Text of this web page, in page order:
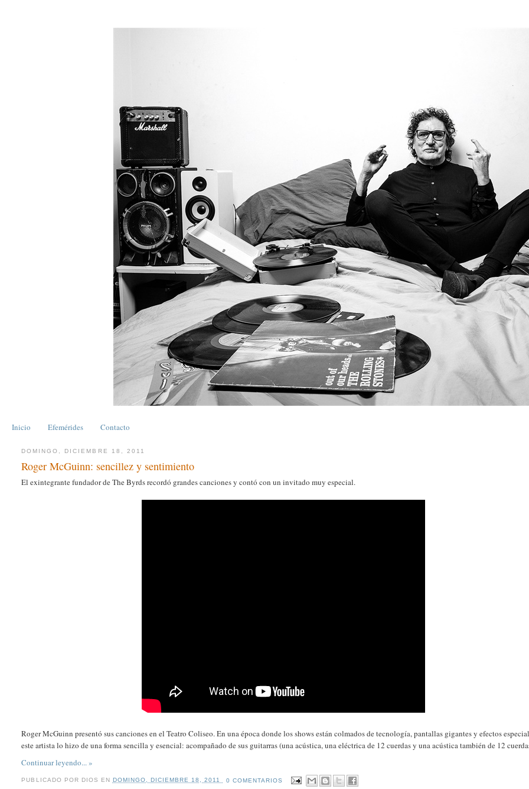
Inicio Efemérides Contacto
DOMINGO, DICIEMBRE 18, 2011
Roger McGuinn: sencillez y sentimiento
El exintegrante fundador de The Byrds recordó grandes canciones y contó con un invitado muy especial.
Roger McGuinn presentó sus canciones en el Teatro Coliseo. En una época donde los shows están colmados de tecnología, pantallas gigantes y efectos
este artista lo hizo de una forma sencilla y esencial: acompañado de sus guitarras (una acústica, una eléctrica de 12 cuerdas y una acústica también de 12
Continuar leyendo... »
PUBLICADO POR DIOS EN DOMINGO, DICIEMBRE 18, 2011
0 COMENTARIOS